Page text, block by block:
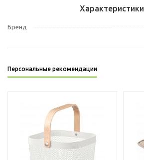
Характеристики
Бренд
Персональные рекомендации